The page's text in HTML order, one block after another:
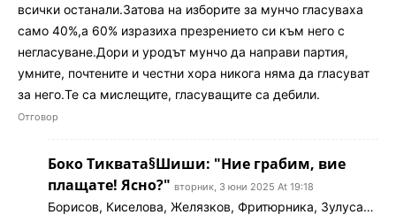
всички останали.Затова на изборите за мунчо гласуваха
само 40%,а 60% изразиха презрението си към него с
негласуване.Дори и уродът мунчо да направи партия,
умните, почтените и честни хора никога няма да гласуват
за него.Те са мислещите, гласуващите са дебили.
Отговор
Боко Тиквата§Шиши: "Ние грабим, вие
плащате! Ясно?" вторник, 3 юни 2025 At 19:18
Борисов, Киселова, Желязков, Фритюрника, Зулуса…